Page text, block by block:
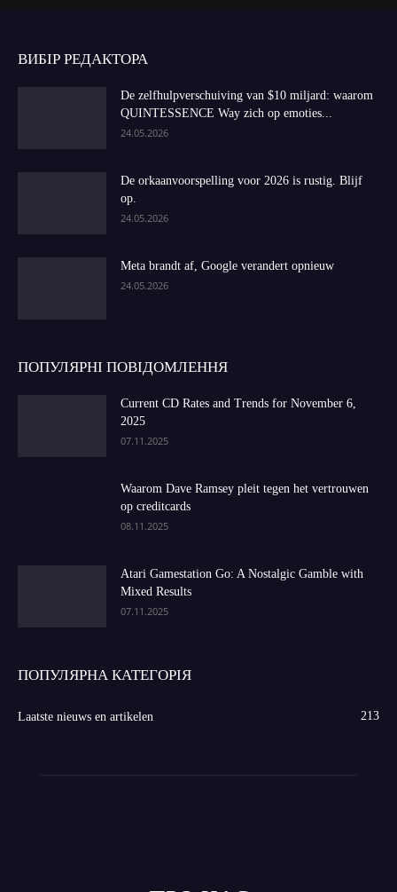
ВИБІР РЕДАКТОРА
De zelfhulpverschuiving van $10 miljard: waarom
QUINTESSENCE Way zich op emoties...
24.05.2026
De orkaanvoorspelling voor 2026 is rustig. Blijf
op.
24.05.2026
Meta brandt af, Google verandert opnieuw
24.05.2026
ПОПУЛЯРНІ ПОВІДОМЛЕННЯ
Current CD Rates and Trends for November 6,
2025
07.11.2025
Waarom Dave Ramsey pleit tegen het vertrouwen
op creditcards
08.11.2025
Atari Gamestation Go: A Nostalgic Gamble with
Mixed Results
07.11.2025
ПОПУЛЯРНА КАТЕГОРІЯ
Laatste nieuws en artikelen 213